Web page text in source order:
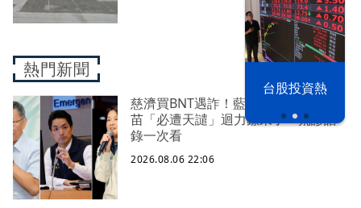
台股投資熱
熱門新聞
慈濟買BNT遇詐！藍白昔嗆政府擋疫
苗「必遭天譴」迴力鏢來了 荒謬語
錄一次看
2026.08.06 22:06